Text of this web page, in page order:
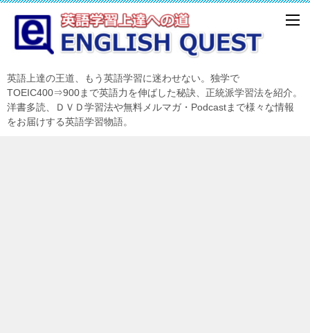
英語上達の王道、もう英語学習に迷わせない。独学で
TOEIC400⇒900まで英語力を伸ばした秘訣、正統派学習法を紹介。
洋書多読、ＤＶＤ学習法や無料メルマガ・Podcastまで様々な情報
をお届けする英語学習物語。